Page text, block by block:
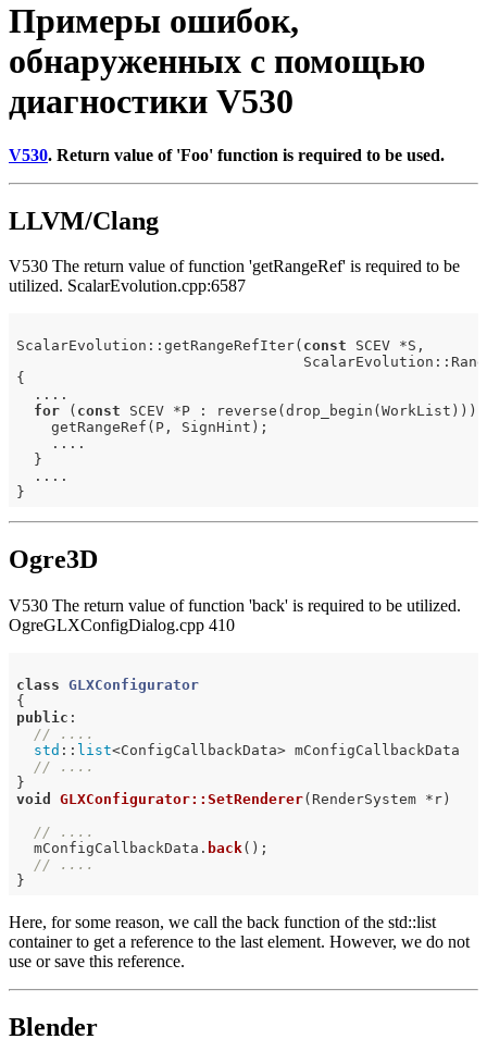
Примеры ошибок,
обнаруженных с помощью
диагностики V530
V530. Return value of 'Foo' function is required to be used.
LLVM/Clang
V530 The return value of function 'getRangeRef' is required to be
utilized. ScalarEvolution.cpp:6587
ScalarEvolution::getRangeRefIter( const SCEV *S,
{
  ....
for ( const SCEV *P : reverse(drop_begin(WorkList)))
    getRangeRef(P, SignHint);
    ....
  }
  ....
Ogre3D
V530 The return value of function 'back' is required to be utilized.
OgreGLXConfigDialog.cpp 410
class GLXConfigurator
{
public :
// ....
std :: list<ConfigCallbackData> mConfigCallbackData
// ....
void
GLXConfigurator::SetRenderer(RenderSystem *r)
// ....
  mConfigCallbackData.
back() ;
// ....
Here, for some reason, we call the back function of the std::list
container to get a reference to the last element. However, we do not
use or save this reference.
Blender